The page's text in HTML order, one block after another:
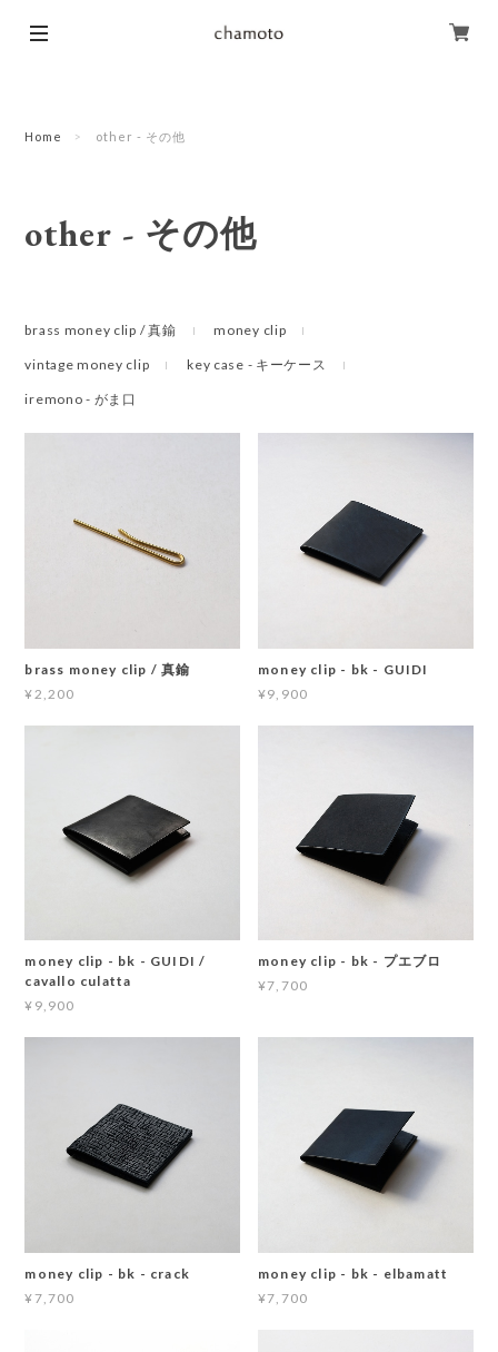
Home other - その他
other - その他
brass money clip / 真鍮 money clip
vintage money clip key case - キーケース
iremono - がま口
brass money clip / 真鍮
¥2,200
money clip - bk - GUIDI
¥9,900
money clip - bk - GUIDI /
cavallo culatta
¥9,900
money clip - bk - プエブロ
¥7,700
money clip - bk - crack
¥7,700
money clip - bk - elbamatt
¥7,700